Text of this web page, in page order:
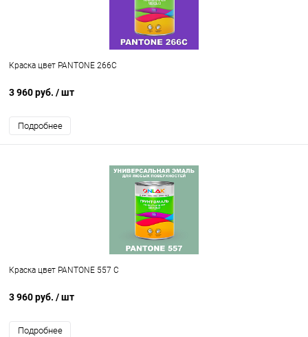
Краска цвет PANTONE 266C
3 960 руб. / шт
Подробнее
Краска цвет PANTONE 557 C
3 960 руб. / шт
Подробнее